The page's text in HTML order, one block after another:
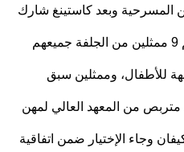
وبعد كاستينغ شارك
80 شخص اخترت منهم 9 ممثلين من الجلفة جميعهم
وممثلين سبق
المعهد العالي لمهن
الإختيار ضمن اتفاقية